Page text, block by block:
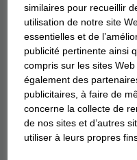
Vous ne savez pas
conseiller en
vos objectifs
un conseiller en
vous pour les
«
similaires pour recueillir
utilisation de notre site
essentielles et de
publicité pertinente ainsi
compris sur les sites
également des
publicitaires, à faire de
concerne la collecte de
de nos sites et d’autres
utiliser à leurs propres